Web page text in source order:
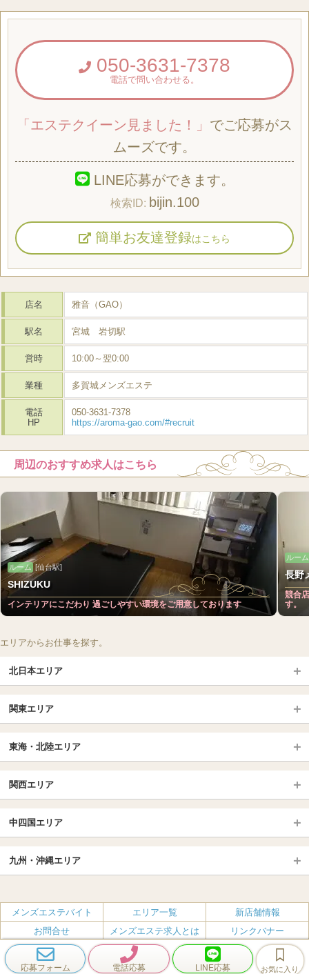
応募フォーム 電話応募 LINE応募 お気に入り
050-3631-7378
電話で問い合わせる。
「エステクイーン見ました！」 でご応募がス
ムーズです。
LINE応募ができます。
bijin.100
簡単お友達登録はこちら
店名 雅音（GAO）
駅名 宮城 岩切駅
営時 10:00～翌0:00
業種 多賀城メンズエステ
電話
HP
050-3631-7378
https://aroma-gao.com/#recruit
周辺のおすすめ求人はこちら
ルーム [仙台駅]
SHIZUKU
インテリアにこだわり 過ごしやすい環境をご用意しております
ルーム
長野
競合
す。
エリアからお仕事を探す。
北日本エリア
北海道（札幌・旭川・函館）
青森
岩手 (盛岡・北上)
福島 (いわき・郡山)
山形
長野・松本・上田
群馬（伊勢崎・高崎・前橋）
関東エリア
大宮・浦和・川口
越谷・春日部
千葉TOP
松戸・柏
池袋・大塚
新宿
恵比寿・目黒・自由が丘
赤坂・麻布・六本木
品川・五反田・蒲田
銀座・東京・新橋
飯田橋・水道橋・市ヶ谷
神田・秋葉原・人形町
東海・北陸エリア
愛知（名古屋）
岐阜県
北陸
名古屋TOP
丸の内・久屋・高岳
大須・上前津・鶴舞
新栄町・東新町
千種・今池・黒川・大曽根
金山・熱田
一宮・津島・小牧
春日井・豊田・東海
刈谷・安城・岡崎・豊橋
関西エリア
京都駅・伏見区
烏丸御池駅
四条烏丸・河原町・祇園四条
三条・京都市役所前
大阪エリア
梅田・北新地
肥後橋・淀屋橋・北浜
南森町・天満・京橋
日本橋（大阪市）
難波（なんば）
南船場・心斎橋・長堀橋
中四国エリア
広島
岡山
香川（高松）
愛媛（松山）
徳島
高知
九州・沖縄エリア
福岡
佐賀
長崎
熊本
大分
メンズエステバイト エリア一覧
新店舗情報
お問合せ
メンズエステ求人とは
リンクバナー
プライバシーポリシー・利用規約
無料掲載 会社概要
エステクイーン